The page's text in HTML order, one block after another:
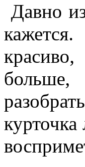
Давно
кажется
красиво,
больше,
курточка